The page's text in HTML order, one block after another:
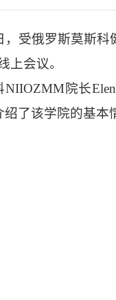
，受俄罗斯莫斯
上会议。
NIIOZMM院长
了该学院的基本